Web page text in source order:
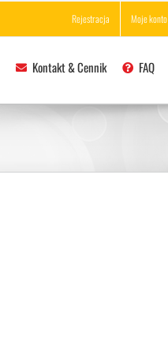
Rejestracja Moje konto
Kontakt & Cennik FAQ